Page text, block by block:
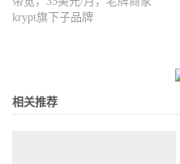
krypt旗下子品牌
相关推荐